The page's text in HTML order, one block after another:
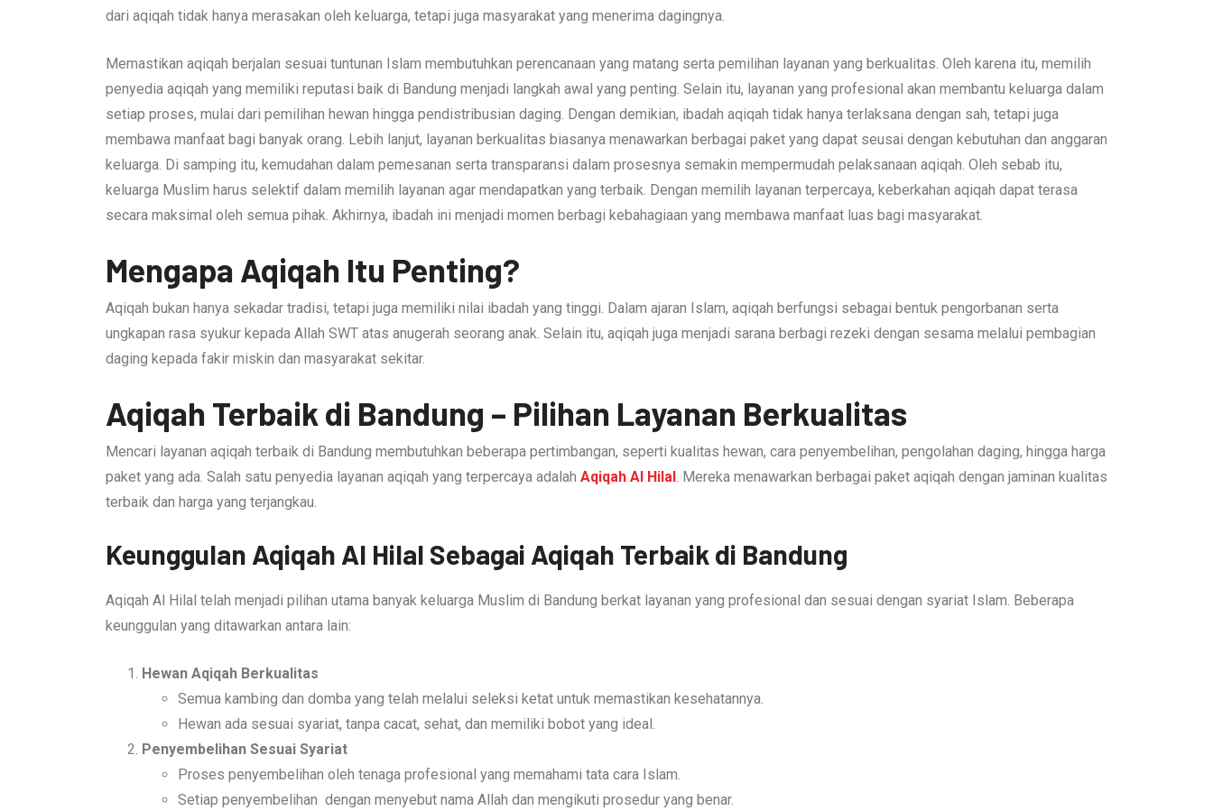
dari aqiqah tidak hanya merasakan oleh keluarga, tetapi juga masyarakat yang menerima dagingnya.
Memastikan aqiqah berjalan sesuai tuntunan Islam membutuhkan perencanaan yang matang serta pemilihan layanan yang berkualitas. Oleh karena itu, memilih
penyedia aqiqah yang memiliki reputasi baik di Bandung menjadi langkah awal yang penting. Selain itu, layanan yang profesional akan membantu keluarga dalam
setiap proses, mulai dari pemilihan hewan hingga pendistribusian daging. Dengan demikian, ibadah aqiqah tidak hanya terlaksana dengan sah, tetapi juga
membawa manfaat bagi banyak orang. Lebih lanjut, layanan berkualitas biasanya menawarkan berbagai paket yang dapat seusai dengan kebutuhan dan anggaran
keluarga. Di samping itu, kemudahan dalam pemesanan serta transparansi dalam prosesnya semakin mempermudah pelaksanaan aqiqah. Oleh sebab itu,
keluarga Muslim harus selektif dalam memilih layanan agar mendapatkan yang terbaik. Dengan memilih layanan terpercaya, keberkahan aqiqah dapat terasa
secara maksimal oleh semua pihak. Akhirnya, ibadah ini menjadi momen berbagi kebahagiaan yang membawa manfaat luas bagi masyarakat.
Mengapa Aqiqah Itu Penting?
Aqiqah bukan hanya sekadar tradisi, tetapi juga memiliki nilai ibadah yang tinggi. Dalam ajaran Islam, aqiqah berfungsi sebagai bentuk pengorbanan serta
ungkapan rasa syukur kepada Allah SWT atas anugerah seorang anak. Selain itu, aqiqah juga menjadi sarana berbagi rezeki dengan sesama melalui pembagian
daging kepada fakir miskin dan masyarakat sekitar.
Aqiqah Terbaik di Bandung – Pilihan Layanan Berkualitas
Mencari layanan aqiqah terbaik di Bandung membutuhkan beberapa pertimbangan, seperti kualitas hewan, cara penyembelihan, pengolahan daging, hingga harga
paket yang ada. Salah satu penyedia layanan aqiqah yang terpercaya adalah Aqiqah Al Hilal . Mereka menawarkan berbagai paket aqiqah dengan jaminan kualitas
terbaik dan harga yang terjangkau.
Keunggulan Aqiqah Al Hilal Sebagai Aqiqah Terbaik di Bandung
Aqiqah Al Hilal telah menjadi pilihan utama banyak keluarga Muslim di Bandung berkat layanan yang profesional dan sesuai dengan syariat Islam. Beberapa
keunggulan yang ditawarkan antara lain:
Hewan Aqiqah Berkualitas
Semua kambing dan domba yang telah melalui seleksi ketat untuk memastikan kesehatannya.
Hewan ada sesuai syariat, tanpa cacat, sehat, dan memiliki bobot yang ideal.
Penyembelihan Sesuai Syariat
Proses penyembelihan oleh tenaga profesional yang memahami tata cara Islam.
Setiap penyembelihan dengan menyebut nama Allah dan mengikuti prosedur yang benar.